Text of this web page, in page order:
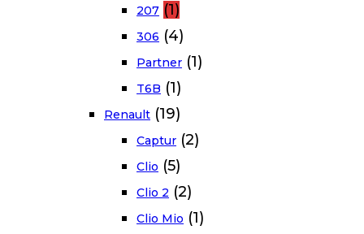
207 (1)
306 (4)
Partner (1)
T6B (1)
Renault (19)
Captur (2)
Clio (5)
Clio 2 (2)
Clio Mio (1)